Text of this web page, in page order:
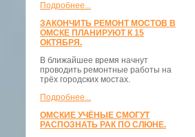
Подробнее...
ЗАКОНЧИТЬ РЕМОНТ МОСТОВ В
ОМСКЕ ПЛАНИРУЮТ К 15
ОКТЯБРЯ.
В ближайшее время начнут
проводить ремонтные работы на
трёх городских мостах.
Подробнее...
ОМСКИЕ УЧЁНЫЕ СМОГУТ
РАСПОЗНАТЬ РАК ПО СЛЮНЕ.